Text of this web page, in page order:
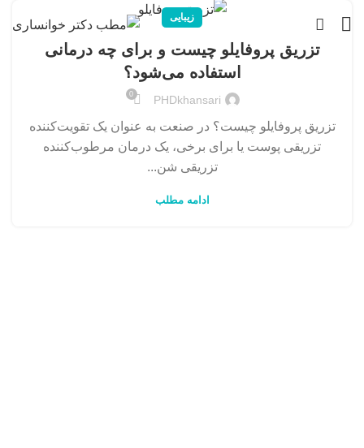
زیبایی
تزریق پروفایلو چیست و برای چه درمانی
استفاده می‌شود؟
PHDkhansari
0
تزریق پروفایلو چیست؟ در صنعت به عنوان یک تقویت‌کننده
تزریقی پوست یا برای برخی، یک درمان مرطوب‌کننده
تزریقی شن...
ادامه مطلب